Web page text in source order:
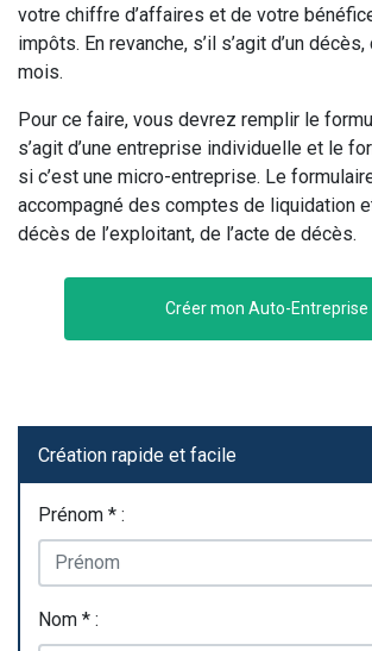
votre chiffre d’affaires et de votre
impôts. En revanche, s’il s’agit d’un
mois.
Pour ce faire, vous devrez remplir le
s’agit d’une entreprise individuelle et le
si c’est une micro-entreprise. Le
accompagné des comptes de liquidation
décès de l’exploitant, de l’acte de décès.
Créer mon Auto-Entreprise
Création rapide et facile
Prénom * :
Nom * :